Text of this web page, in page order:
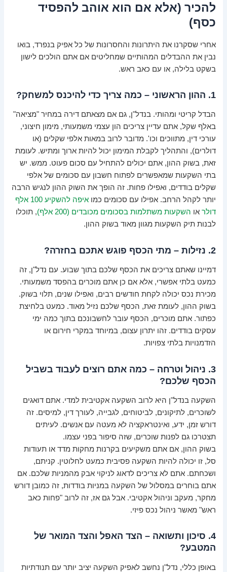
להכיר (אלא אם הוא אוהב להפסיד
כסף)
אחרי שסקרנו את היתרונות והחסרונות של כל אפיק בנפרד, בואו
נבין את ההבדלים המהותיים שמחליטים אם אתם הולכים לישון
בשקט בלילה, או עם כאב ראש.
1. ההון הראשוני – כמה צריך כדי להיכנס למשחק?
הבדל קריטי ומהותי. בנדל"ן, גם אם מצאתם דירה במחיר "מציאה"
באלף שקל, אתם עדיין צריכים הון עצמי משמעותי, מימון חיצוני,
עורכי דין, מתווכים וכו'. מדובר לרוב במאות אלפי שקלים (או
דולרים), והתהליך לקבלת המימון יכול להיות ארוך ומתיש. לעומת
זאת, בשוק ההון, אתם יכולים להתחיל עם סכום פעוט. ממש. יש
בתי השקעות שמאפשרים לפתוח חשבון עם סכומים של אלפי
שקלים בודדים, ואפילו פחות. זה הופך את השוק ההון לנגיש הרבה
יותר לקהל הרחב. אפילו עם סכומים כמו
איפה להשקיע 100 אלף
דולר או השקעות משתלמות בסכומים מכובדים (200 אלף)
, תוכלו
לבנות תיק השקעות מגוון מאוד בשוק ההון.
2. נזילות – מתי הכסף פוגש אתכם בחזרה?
דמיינו שאתם צריכים את הכסף שלכם בתוך שבוע. עם נדל"ן, זה
כמעט בלתי אפשרי, אלא אם כן אתם מוכרים בהפסד משמעותי.
מכירת נכס יכולה לקחת חודשים רבים, ואפילו שנים, תלוי בשוק.
בשוק ההון, לעומת זאת, הכסף שלכם נזיל מאוד. כמעט בלחיצת
כפתור. אתם מוכרים, הכסף עובר לחשבונכם בתוך כמה ימי
עסקים בודדים. זהו יתרון עצום, במיוחד במקרי חירום או
הזדמנויות בלתי צפויות.
3. ניהול וטרחה – כמה אתם רוצים לעבוד בשביל
הכסף שלכם?
השקעה בנדל"ן היא לרוב השקעה אקטיבית למדי. אתם דואגים
לשוכרים, לתיקונים, לביטוחים, לגבייה, לעורך דין, למיסים. זה
דורש זמן, ידע, ואינטראקציה לא מעטה עם אנשים. לעיתים
תצטרכו גם לפנות שוכרים, שזה סיפור בפני עצמו.
בשוק ההון, אם אתם משקיעים בקרנות מחקות מדד או תעודות
סל, זו יכולה להיות השקעה פסיבית כמעט לחלוטין. קניתם,
ושכחתם. אתם לא צריכים לדאוג לניקוי אבק מהמניות שלכם. אם
אתם בוחרים במסלול של השקעה במניות בודדות, זה כמובן דורש
מחקר, מעקב וניהול אקטיבי. אבל גם אז, זה לרוב "פחות כאב
ראש" מאשר ניהול נכס פיזי.
4. סיכון ותשואה – הצד האפל והצד המואר של
המטבע?
באופן כללי, נדל"ן נחשב לאפיק השקעה יציב יותר עם תנודתיות